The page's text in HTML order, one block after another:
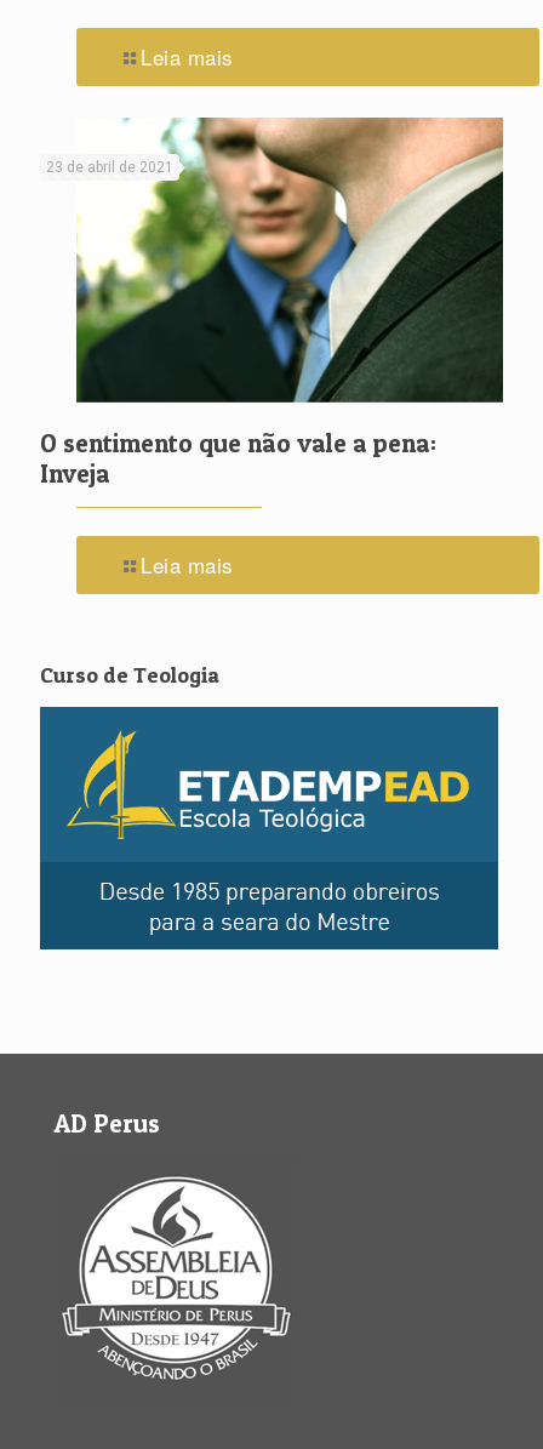
Leia mais
23 de abril de 2021
O sentimento que não vale a pena:
Inveja
Leia mais
Curso de Teologia
AD Perus